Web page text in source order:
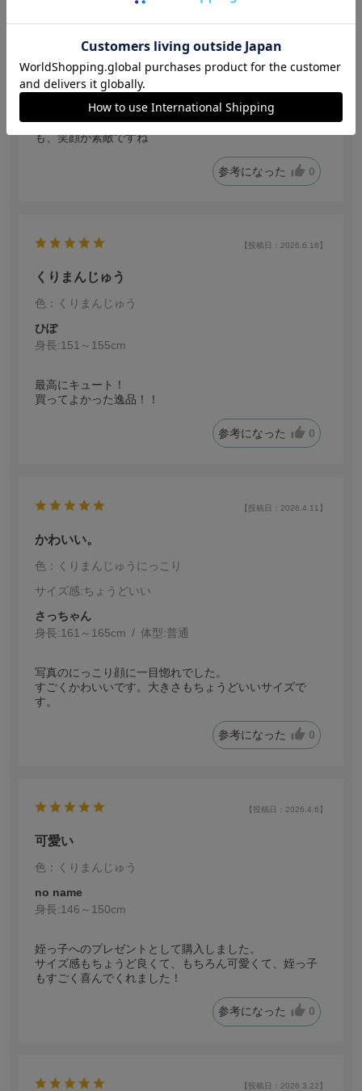
しまうま
50代前半 靴のサイズ:23.5cm
ちいかわシリーズのめいぐるみの中で、くりまんじゅう
も好きだけど、ニッコリ顔のくりまんじゅうのぬいぐる
みを発見したので、喜んで買いました。人もぬいぐるみ
も、笑顔が素敵ですね
参考になった 0
【投稿日：2026.6.18】
くりまんじゅう
色：くりまんじゅう
ひぽ
身長:151～155cm
最高にキュート！
買ってよかった逸品！！
参考になった 0
【投稿日：2026.4.11】
かわいい。
色：くりまんじゅうにっこり
サイズ感:ちょうどいい
さっちゃん
身長:161～165cm 体型:普通
写真のにっこり顔に一目惚れでした。
すごくかわいいです。大きさもちょうどいいサイズで
す。
参考になった 0
【投稿日：2026.4.6】
可愛い
色：くりまんじゅう
no name
身長:146～150cm
姪っ子へのプレゼントとして購入しました。
サイズ感もちょうど良くて、もちろん可愛くて、姪っ子
もすごく喜んでくれました！
参考になった 0
【投稿日：2026.3.22】